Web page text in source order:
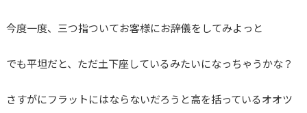
今度一度、三つ指ついてお客様にお辞儀をしてみよっと
でも平坦だと、ただ土下座しているみたいになっちゃうかな？
さすがにフラットにはならないだろうと高を括っているオオツ